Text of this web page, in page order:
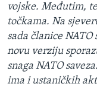
vojske. Međutim,
točkama. Na
sada članice
novu verziju
snaga NATO
ima i ustaničkih